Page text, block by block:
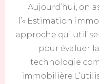
Aujourd’hui, on
l’« Estimation
approche qui
pour évaluer
technologie
immobilière